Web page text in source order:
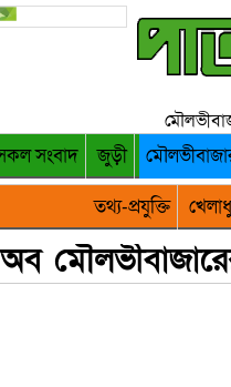
সংবাদ জুড়ী
তথ্য-প্রযুক্তি